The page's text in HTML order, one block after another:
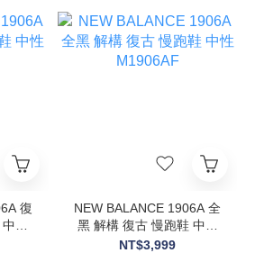
復
性
NEW BALANCE 1906A 全
黑 解構 復古 慢跑鞋 中性
M1906AF
NT$3,999